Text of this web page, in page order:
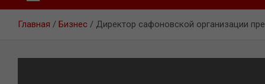
Главная Бизнес Директор сафоновской организации